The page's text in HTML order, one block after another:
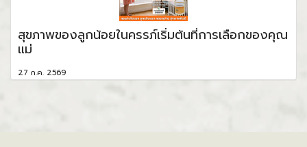
สุขภาพของลูกน้อยในครรภ์เริ่มต้นที่การเลือกของคุณ
แม่
27 ก.ค. 2569